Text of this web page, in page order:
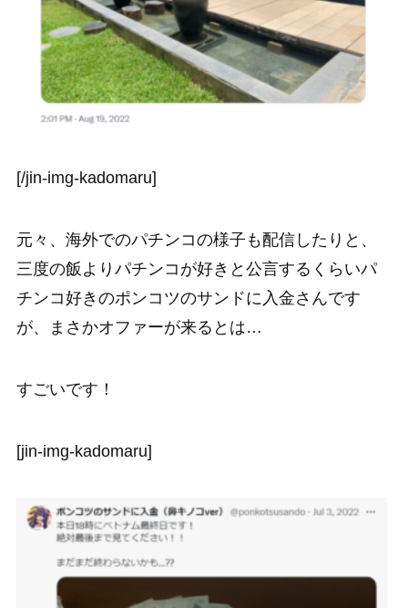
[/jin-img-kadomaru]
元々、海外でのパチンコの様子も配信したりと、
三度の飯よりパチンコが好きと公言するくらいパ
チンコ好きのポンコツのサンドに入金さんです
が、まさかオファーが来るとは…
すごいです！
[jin-img-kadomaru]